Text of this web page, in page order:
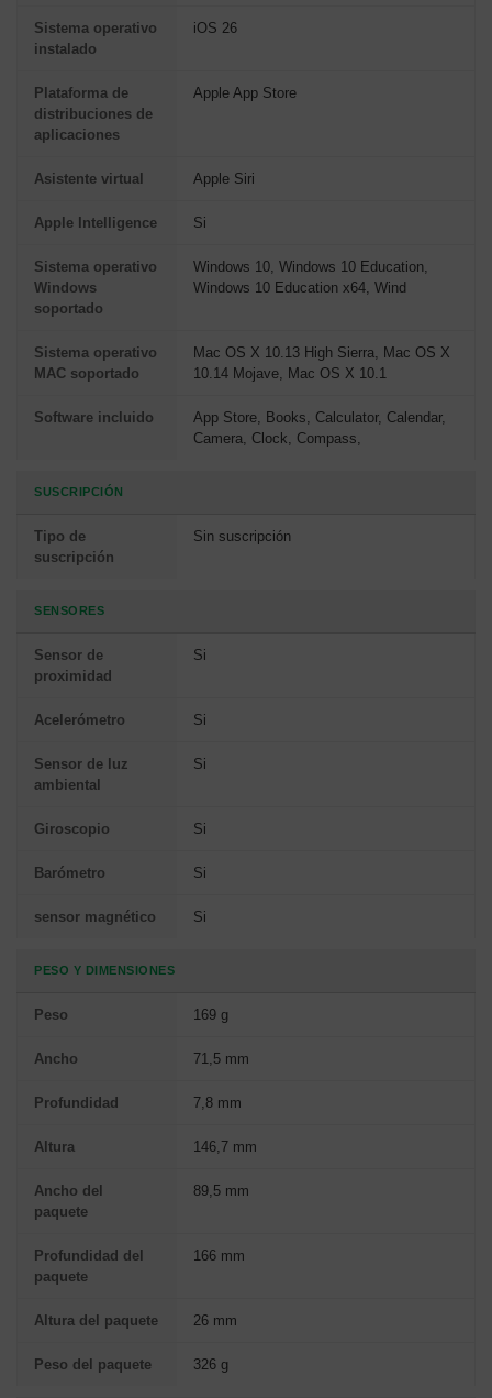
Sistema operativo
instalado
iOS 26
Plataforma de
distribuciones de
aplicaciones
Apple App Store
Asistente virtual Apple Siri
Apple Intelligence Si
Sistema operativo
Windows
soportado
Windows 10, Windows 10 Education,
Windows 10 Education x64, Wind
Sistema operativo
MAC soportado
Mac OS X 10.13 High Sierra, Mac OS X
10.14 Mojave, Mac OS X 10.1
Software incluido
App Store, Books, Calculator, Calendar,
Camera, Clock, Compass,
SUSCRIPCIÓN
Tipo de
suscripción
Sin suscripción
SENSORES
Sensor de
proximidad
Si
Acelerómetro Si
Sensor de luz
ambiental
Si
Giroscopio Si
Barómetro Si
sensor magnético Si
PESO Y DIMENSIONES
Peso 169 g
Ancho 71,5 mm
Profundidad 7,8 mm
Altura 146,7 mm
Ancho del
paquete
89,5 mm
Profundidad del
paquete
166 mm
Altura del paquete 26 mm
Peso del paquete 326 g